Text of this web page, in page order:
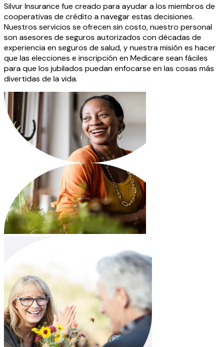
Silvur Insurance fue creado para ayudar a los miembros de
cooperativas de crédito a navegar estas decisiones.
Nuestros servicios se ofrecen sin costo, nuestro personal
son asesores de seguros autorizados con décadas de
experiencia en seguros de salud, y nuestra misión es hacer
que las elecciones e inscripción en Medicare sean fáciles
para que los jubilados puedan enfocarse en las cosas más
divertidas de la vida.